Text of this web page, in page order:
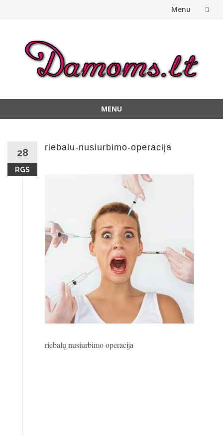
Menu
MENU
28
RGS
riebalu-nusiurbimo-operacija
riebalų nusiurbimo operacija